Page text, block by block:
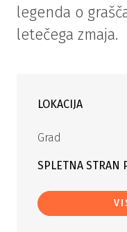
legenda o
letečega zmaja.
LOKACIJA
Grad
SPLETNA STRAN